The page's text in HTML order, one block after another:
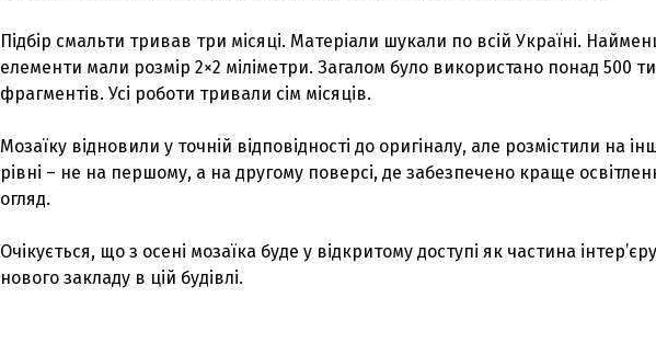
Підбір смальти тривав три місяці. Матеріали шукали по всій Україні.
елементи мали розмір 2×2 міліметри. Загалом було використано понад 500
фрагментів. Усі роботи тривали сім місяців.
Мозаїку відновили у точній відповідності до оригіналу, але розмістили на
рівні – не на першому, а на другому поверсі, де забезпечено краще
огляд.
Очікується, що з осені мозаїка буде у відкритому доступі як частина інтер’єру
нового закладу в цій будівлі.